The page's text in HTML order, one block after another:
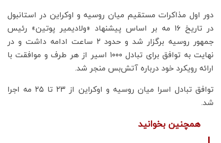
دور اول مذاکرات مستقیم میان روسیه و اوکراین در استانبول
در تاریخ ۱۶ مه بر اساس پیشنهاد «ولادیمیر پوتین» رئیس
جمهور روسیه برگزار شد و حدود ۲ ساعت ادامه داشت و در
نهایت به توافق برای تبادل ۱۰۰۰ اسیر از هر طرف و موافقت با
ارائه رویکرد خود درباره آتش‌بس منجر شد.
توافق تبادل اسرا میان روسیه و اوکراین از ۲۳ تا ۲۵ مه اجرا
شد.
همچنین بخوانید